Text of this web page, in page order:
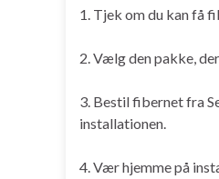
1. Tjek om du kan få
2. Vælg den pakke,
3. Bestil fibernet fra
installationen.
4. Vær hjemme på